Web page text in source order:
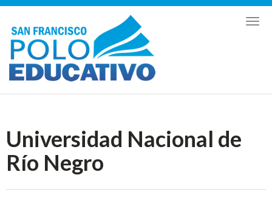
Toggle
Universidad Nacional de
Río Negro